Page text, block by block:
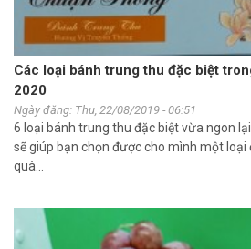
Các loại bánh trung thu đặc biệt
2020
Ngày đăng: Thu, 22/08/2019 - 06:51
6 loại bánh trung thu đặc biệt vừa ngon
sẽ giúp bạn chọn được cho mình một
quà...